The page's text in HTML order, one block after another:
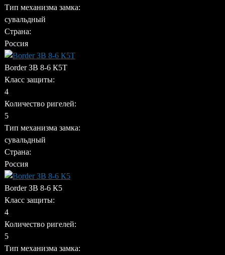
Тип механизма замка:
сувальдный
Страна:
Россия
Border ЗВ 8-6 К5Т
Класс защиты:
4
Количество ригелей:
5
Тип механизма замка:
сувальдный
Страна:
Россия
Border ЗВ 8-6 К5
Класс защиты:
4
Количество ригелей:
5
Тип механизма замка: